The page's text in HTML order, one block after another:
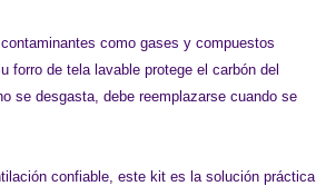
como gases y compuestos
de tela lavable protege el carbón del
se desgasta, debe reemplazarse cuando se
confiable, este kit es la solución práctica